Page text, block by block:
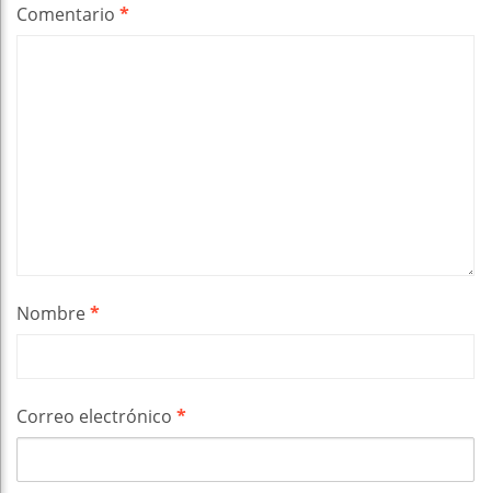
Comentario *
Nombre*
Correo electrónico *